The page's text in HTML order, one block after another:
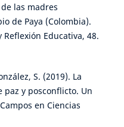
las madres
de Paya (Colombia).
Educativa, 48.
S. (2019). La
y posconflicto. Un
en Ciencias